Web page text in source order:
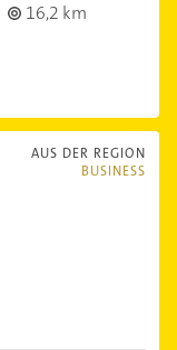
16,2 km
AUS DER REGION
BUSINESS